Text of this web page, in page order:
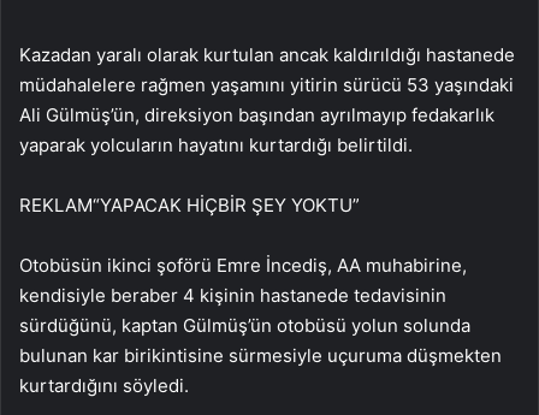
Kazadan yaralı olarak kurtulan ancak kaldırıldığı hastanede
müdahalelere rağmen yaşamını yitirin sürücü 53 yaşındaki
Ali Gülmüş’ün, direksiyon başından ayrılmayıp fedakarlık
yaparak yolcuların hayatını kurtardığı belirtildi.
REKLAM“YAPACAK HİÇBİR ŞEY YOKTU”
Otobüsün ikinci şoförü Emre İncediş, AA muhabirine,
kendisiyle beraber 4 kişinin hastanede tedavisinin
sürdüğünü, kaptan Gülmüş’ün otobüsü yolun solunda
bulunan kar birikintisine sürmesiyle uçuruma düşmekten
kurtardığını söyledi.